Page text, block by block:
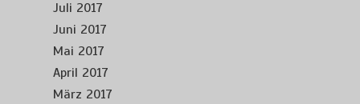
Juli 2017
Juni 2017
Mai 2017
April 2017
März 2017